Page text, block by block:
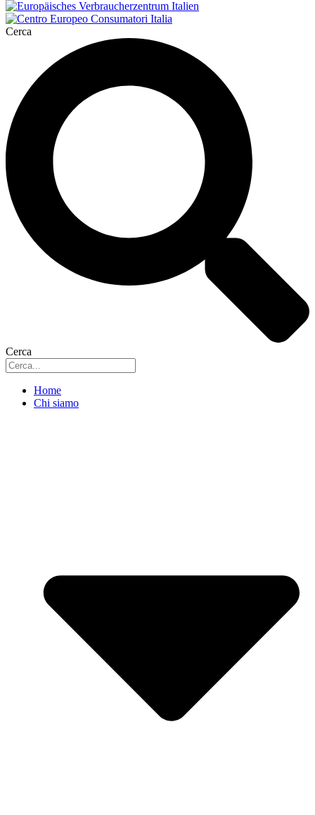
Cerca
Cerca
Home
Chi siamo